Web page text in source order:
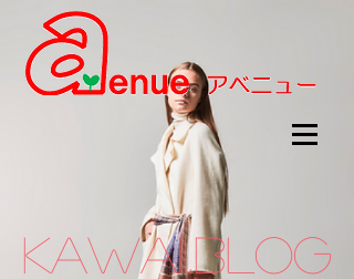
kawaii.BLOG